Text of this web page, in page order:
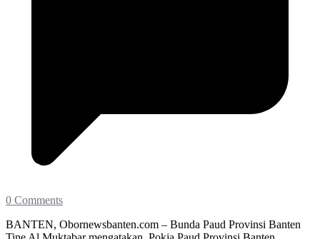
0 Comments
BANTEN, Obornewsbanten.com – Bunda Paud Provinsi Banten